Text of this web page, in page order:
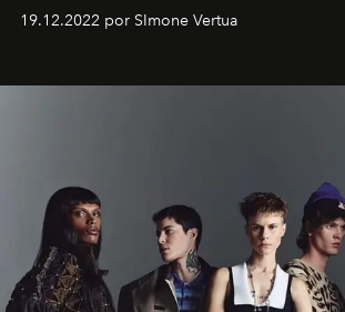
19.12.2022 por SImone Vertua